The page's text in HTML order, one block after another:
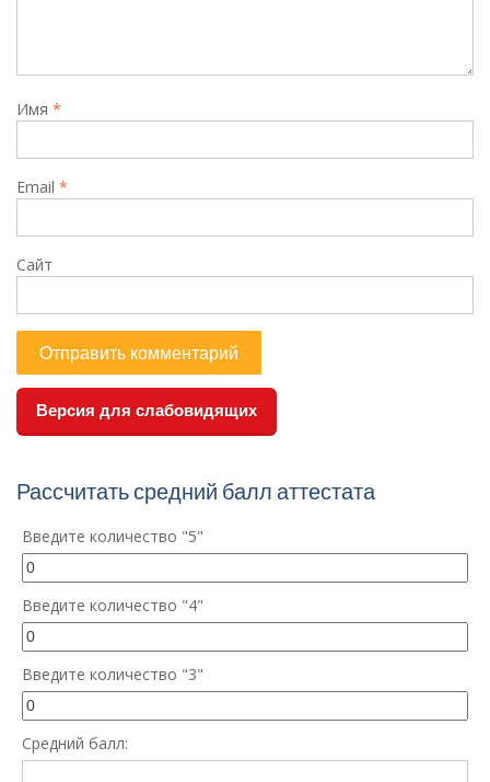
Имя *
Email *
Сайт
Версия для слабовидящих
Рассчитать средний балл аттестата
Введите количество "5"
Введите количество "4"
Введите количество "3"
Средний балл: